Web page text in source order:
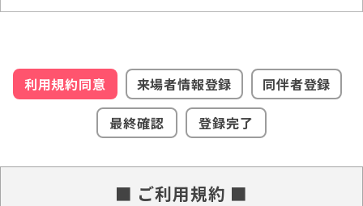
利用規約同意 来場者情報登録
同伴者登録
最終確認
登録完了
■ ご利用規約 ■